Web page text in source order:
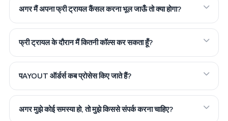
अगर मैं अपना फ्री ट्रायल कैंसल करना भूल जाऊँ तो क्या होगा?
फ्री ट्रायल के दौरान मैं कितनी कॉल्स कर सकता हूँ?
पAYOUT ऑर्डर्स कब प्रोसेस किए जाते हैं?
अगर मुझे कोई समस्या हो, तो मुझे किससे संपर्क करना चाहिए?